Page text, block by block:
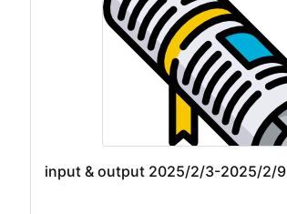
input & output 2025/2/3-2025/2/9